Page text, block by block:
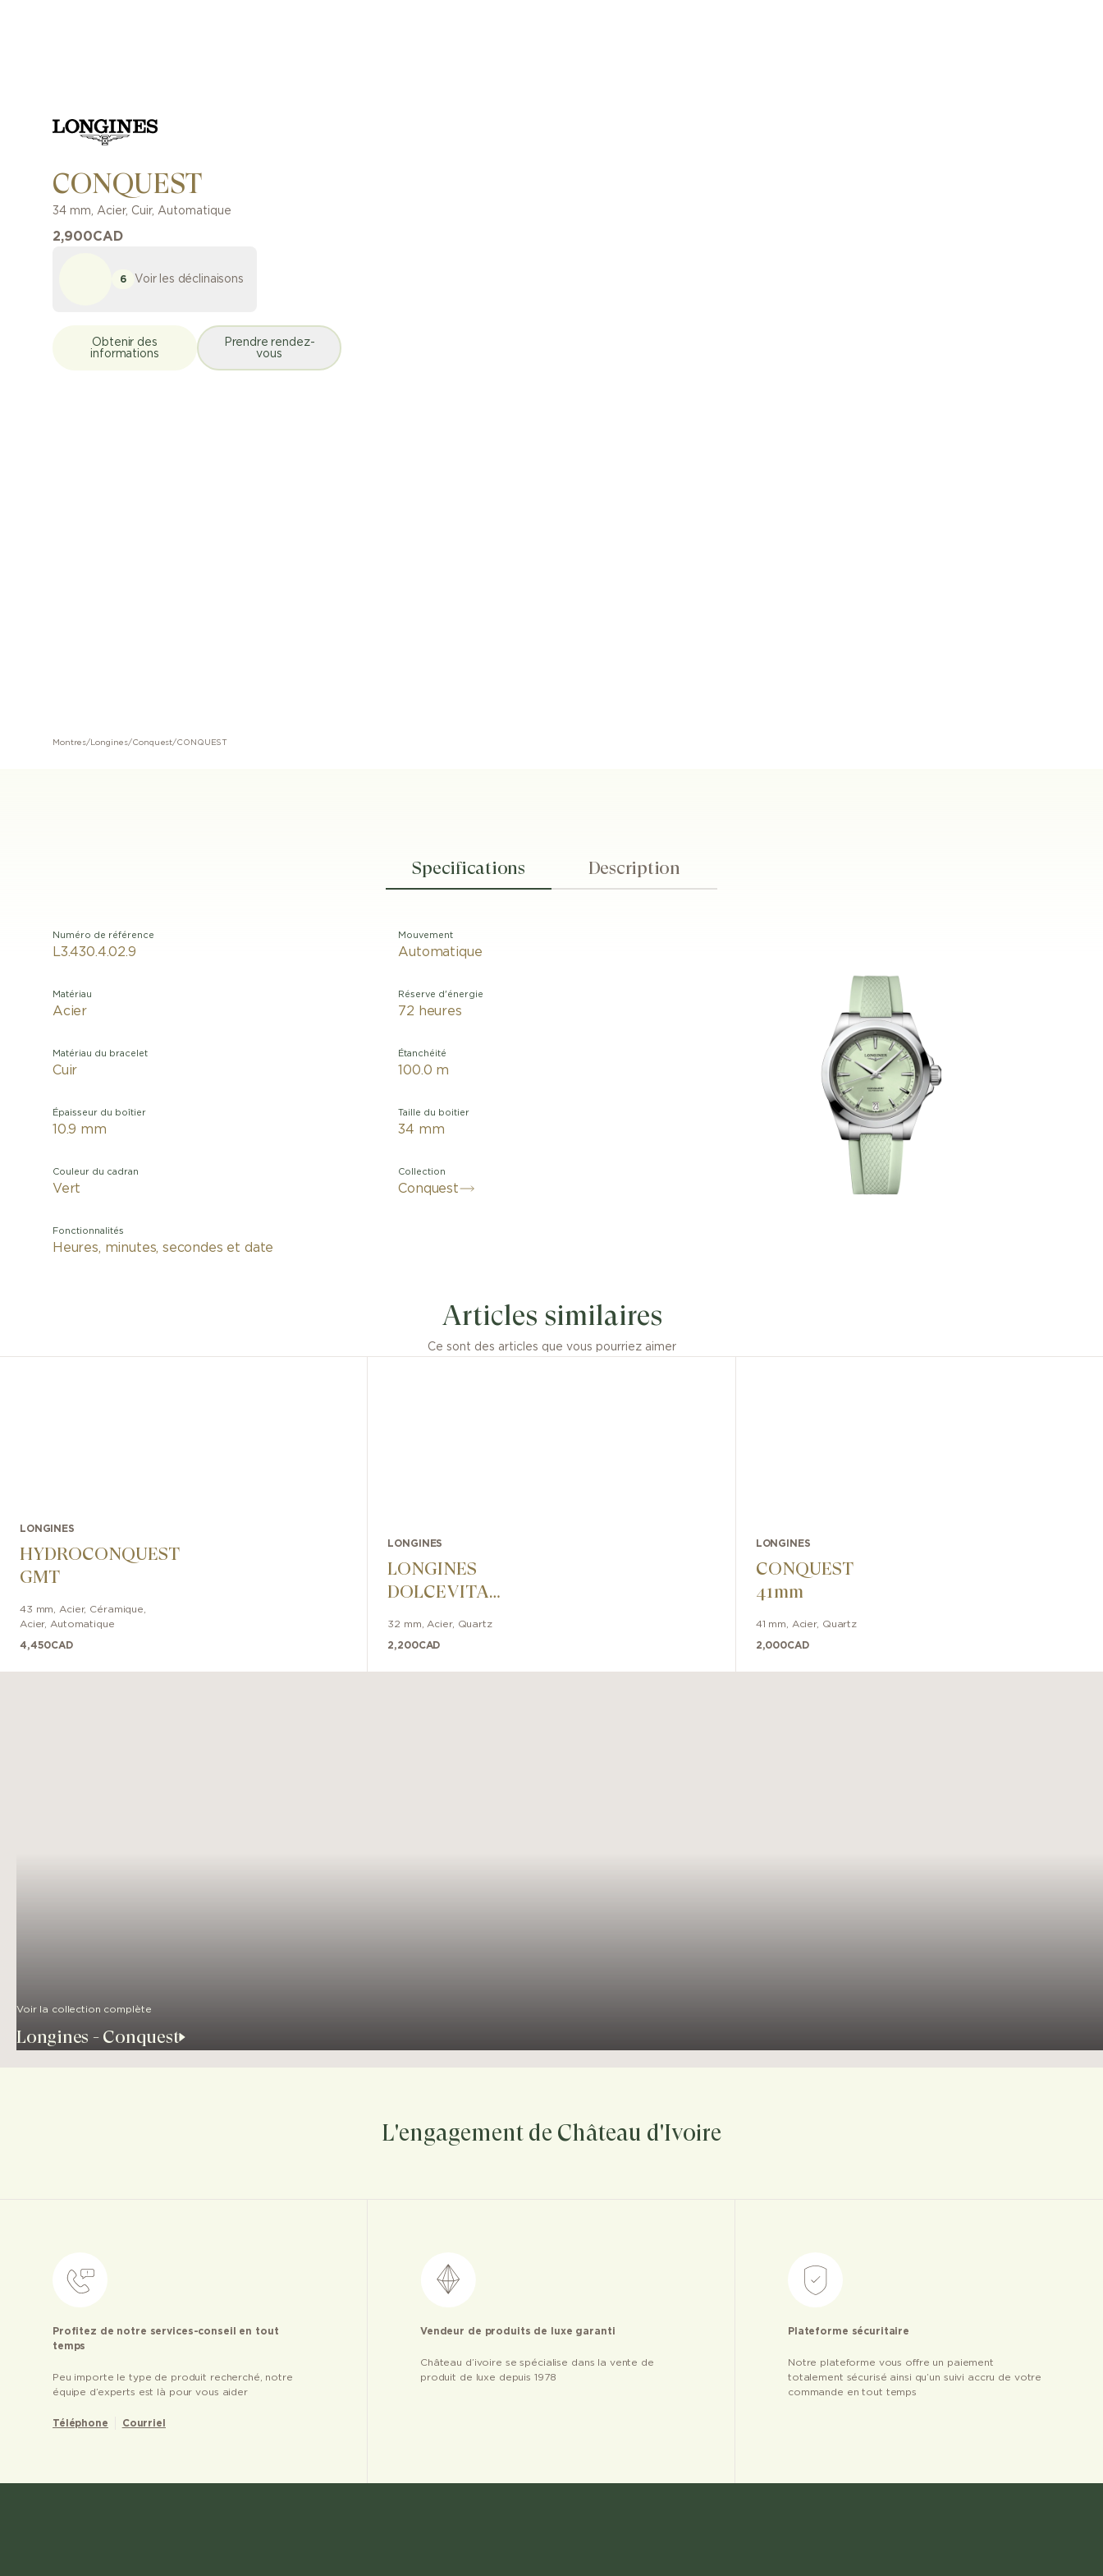
CONQUEST
34 mm, Acier, Cuir, Automatique
2,900CAD
6 Voir les déclinaisons
Obtenir des
informations
Prendre rendez-
vous
Montres/ Longines/Conquest/CONQUEST
Specifications Description
Numéro de référence
L3.430.4.02.9
Matériau
Acier
Matériau du bracelet
Cuir
Épaisseur du boîtier
10.9 mm
Couleur du cadran
Vert
Fonctionnalités
Heures, minutes, secondes et date
Mouvement
Automatique
Réserve d'énergie
72 heures
Étanchéité
100.0 m
Taille du boitier
34 mm
Collection
Conquest
Articles similaires
Ce sont des articles que vous pourriez aimer
LONGINES
HYDROCONQUEST
GMT
43 mm Acier, Céramique
Acier, Automatique
4,450CAD
LONGINES
LONGINES
DOLCEVITA
32 mm Acier, Quartz
2,200CAD
LONGINES
CONQUEST
41mm
41 mm Acier, Quartz
2,000CAD
Voir la collection complète
Longines - Conquest
L'engagement de Château d'Ivoire
Profitez de notre services-conseil en tout
temps
Peu importe le type de produit recherché, notre
équipe d’experts est là pour vous aider
Téléphone Courriel
Vendeur de produits de luxe garanti
Château d’ivoire se spécialise dans la vente de
produit de luxe depuis 1978
Plateforme sécuritaire
Notre plateforme vous offre un paiement
totalement sécurisé ainsi qu’un suivi accru de votre
commande en tout temps